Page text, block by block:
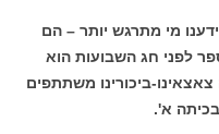
מי מתרגש יותר – הם
לפני חג השבועות הוא
ביכורינו משתתפים
א'.